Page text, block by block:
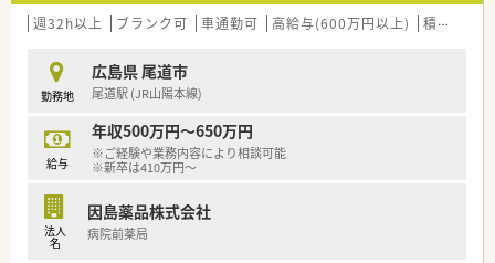
基幹薬局として社員の研修や、
若い社員も多いため、グループ内での
勉強会を定期的に実施しています。
医師との合同研修も年3～4回実施されているので
知識量アップにもつながります。
＜法人特徴＞
■因島をはじめ複数店舗展開されていて、
グループ内で補填体制が整っているため、
いざというときのおやすみも安心です。
■創業46年を迎えた調整薬局グループです。
週32h以上 ブランク可 車通勤可 高給与(600万円以上) 積雪なし
勤務地
広島県 尾道市
尾道駅 (JR山陽本線)
給与
年収500万円～650万円
※ご経験や業務内容により相談可能
※新卒は410万円～
法人
名
因島薬品株式会社
病院前薬局